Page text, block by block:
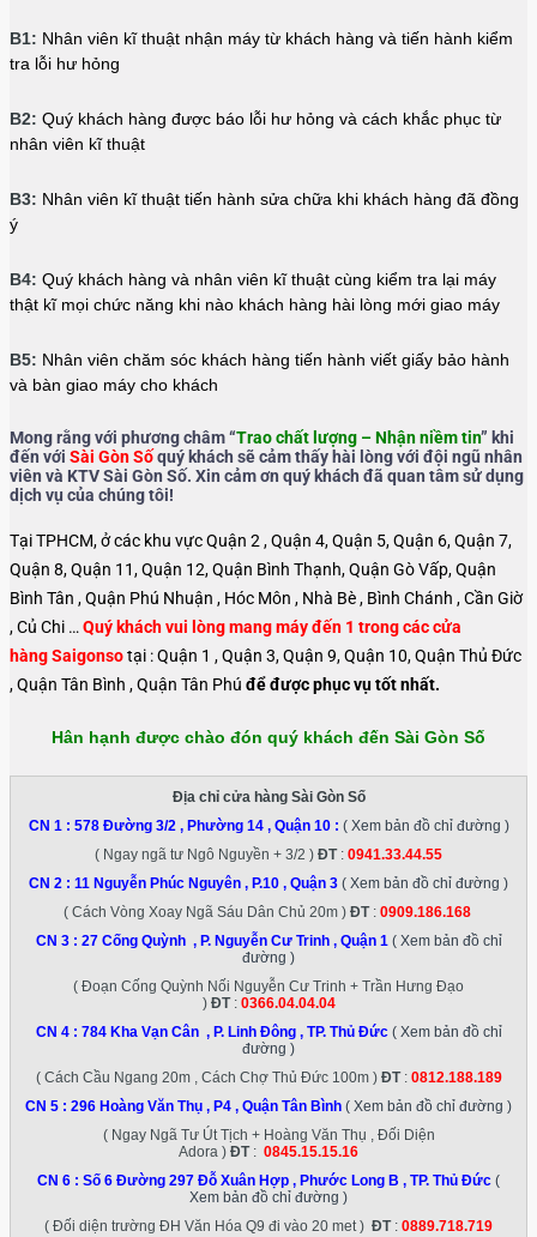
B1: Nhân viên kĩ thuật nhận máy từ khách hàng và tiến hành kiểm
tra lỗi hư hỏng
B2: Quý khách hàng được báo lỗi hư hỏng và cách khắc phục từ
nhân viên kĩ thuật
B3: Nhân viên kĩ thuật tiến hành sửa chữa khi khách hàng đã đồng
ý
B4: Quý khách hàng và nhân viên kĩ thuật cùng kiểm tra lại máy
thật kĩ mọi chức năng khi nào khách hàng hài lòng mới giao máy
B5: Nhân viên chăm sóc khách hàng tiến hành viết giấy bảo hành
và bàn giao máy cho khách
Mong rằng với phương châm “Trao chất lượng – Nhận niềm tin” khi
đến với Sài Gòn Sốquý khách sẽ cảm thấy hài lòng với đội ngũ nhân
viên và KTV Sài Gòn Số. Xin cảm ơn quý khách đã quan tâm sử dụng
dịch vụ của chúng tôi!
Tại TPHCM, ở các khu vực Quận 2 , Quận 4, Quận 5, Quận 6, Quận 7,
Quận 8, Quận 11, Quận 12, Quận Bình Thạnh, Quận Gò Vấp, Quận
Bình Tân , Quận Phú Nhuận , Hóc Môn , Nhà Bè , Bình Chánh , Cần Giờ
, Củ Chi …Quý khách vui lòng mang máy đến 1 trong các cửa
hàng Saigonsotại : Quận 1 , Quận 3, Quận 9, Quận 10, Quận Thủ Đức
, Quận Tân Bình , Quận Tân Phú để được phục vụ tốt nhất.
Hân hạnh được chào đón quý khách đến Sài Gòn Số
Địa chỉ cửa hàng Sài Gòn Số
CN 1 : 578 Đường 3/2 , Phường 14 , Quận 10: ( Xem bản đồ chỉ đường )
( Ngay ngã tư Ngô Nguyền + 3/2 ) ĐT: 0941.33.44.55
CN 2 : 11 Nguyễn Phúc Nguyên , P.10 , Quận 3 ( Xem bản đồ chỉ đường )
( Cách Vòng Xoay Ngã Sáu Dân Chủ 20m ) ĐT: 0909.186.168
CN 3 : 27 Cống Quỳnh , P. Nguyễn Cư Trinh , Quận 1 ( Xem bản đồ chỉ
đường )
( Đoạn Cống Quỳnh Nối Nguyễn Cư Trinh + Trần Hưng Đạo
) ĐT: 0366.04.04.04
CN 4 : 784 Kha Vạn Cân , P. Linh Đông , TP. Thủ Đức( Xem bản đồ chỉ
đường )
( Cách Cầu Ngang 20m , Cách Chợ Thủ Đức 100m ) ĐT: 0812.188.189
CN 5 : 296 Hoàng Văn Thụ , P4 , Quận Tân Bình ( Xem bản đồ chỉ đường )
( Ngay Ngã Tư Út Tịch + Hoàng Văn Thụ , Đối Diện
Adora ) ĐT: 0845.15.15.16
CN 6 : Số 6 Đường 297 Đỗ Xuân Hợp , Phước Long B , TP. Thủ Đức (
Xem bản đồ chỉ đường )
( Đối diện trường ĐH Văn Hóa Q9 đi vào 20 met ) ĐT: 0889.718.719